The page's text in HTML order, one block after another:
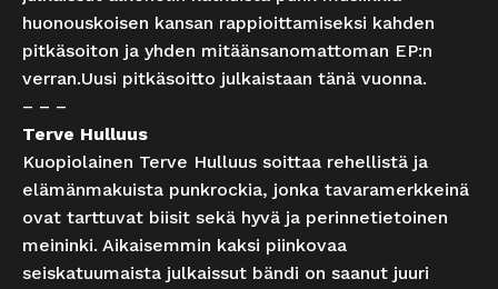
huonouskoisen kansan rappioittamiseksi kahden
pitkäsoiton ja yhden mitäänsanomattoman EP:n
verran.Uusi pitkäsoitto julkaistaan tänä vuonna.
– – –
Terve Hulluus
Kuopiolainen Terve Hulluus soittaa rehellistä ja
elämänmakuista punkrockia, jonka tavaramerkkeinä
ovat tarttuvat biisit sekä hyvä ja perinnetietoinen
meininki. Aikaisemmin kaksi piinkovaa
seiskatuumaista julkaissut bändi on saanut juuri